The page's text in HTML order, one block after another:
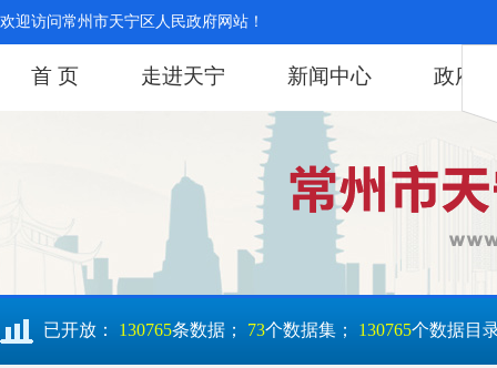
欢迎访问常州市天宁区人民政府网站！
首 页 走进天宁 新闻中心 政府
已开放： 130765条数据； 73个数据集； 130765个数据目